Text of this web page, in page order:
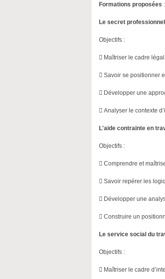
Formations proposées :
Le secret
Objectifs :
 Maîtriser le cadre
 Savoir se positionner
 Développer une
 Analyser le contexte
L'aide contrainte en
Objectifs :
 Comprendre et
 Savoir repérer les
 Développer une
 Construire un
Le service social du
Objectifs :
 Maîtriser le cadre